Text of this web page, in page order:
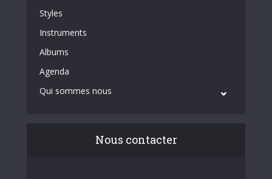
Styles
Instruments
Albums
Agenda
Qui sommes nous
Nous contacter